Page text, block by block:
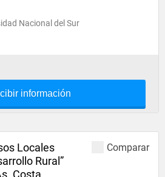
Nacional del Sur
información
Comparar
Locales
Rural”
Costa